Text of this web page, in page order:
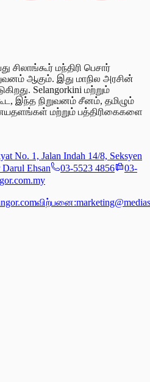
சிலாங்கூர் மந்திரி பெசார்
ஆகும். இது மாநில அரசின்
Selangorkini மற்றும்
இந்த நிறுவனம் சீனம், தமிழும்
மற்றும் பத்திரிகைகளை
No. 1, Jalan Indah 14/8, Seksyen
Ehsan
03-5523 4856
03-
விற்பனை: